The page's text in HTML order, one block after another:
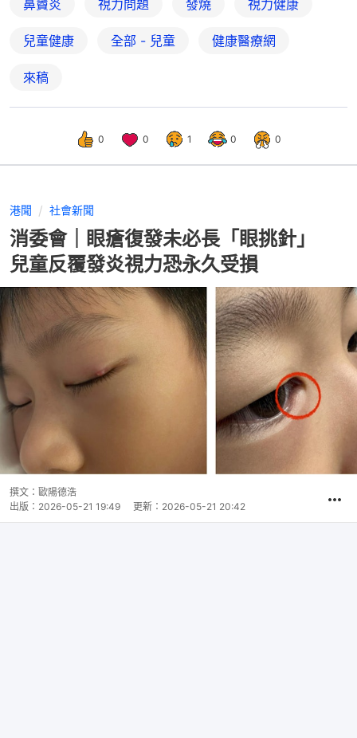
鼻竇炎 視力問題 發燒 視力健康
兒童健康 全部 - 兒童 健康醫療網
來稿
0 0 1 0 0
港聞 社會新聞
消委會｜眼瘡復發未必長「眼挑針」
兒童反覆發炎視力恐永久受損
撰文： 歐陽德浩
出版： 2026-05-21 19:49 更新： 2026-05-21 20:42